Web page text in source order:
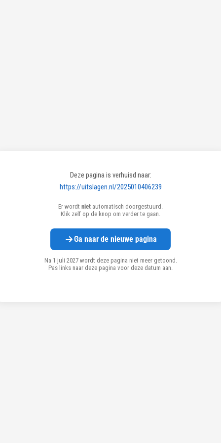
Deze pagina is verhuisd naar:
https://uitslagen.nl/2025010406239
Er wordt niet automatisch doorgestuurd.
Klik zelf op de knop om verder te gaan.
Ga naar de nieuwe pagina
Na 1 juli 2027 wordt deze pagina niet meer getoond.
Pas links naar deze pagina voor deze datum aan.